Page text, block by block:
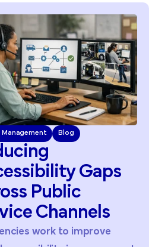
Queue Management
Improving
Service
Through
Accessibility
Public sector